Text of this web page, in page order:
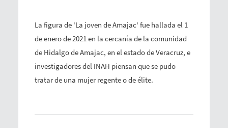
La figura de 'La joven de Amajac' fue hallada el 1
de enero de 2021 en la cercanía de la comunidad
de Hidalgo de Amajac, en el estado de Veracruz, e
investigadores del INAH piensan que se pudo
tratar de una mujer regente o de élite.